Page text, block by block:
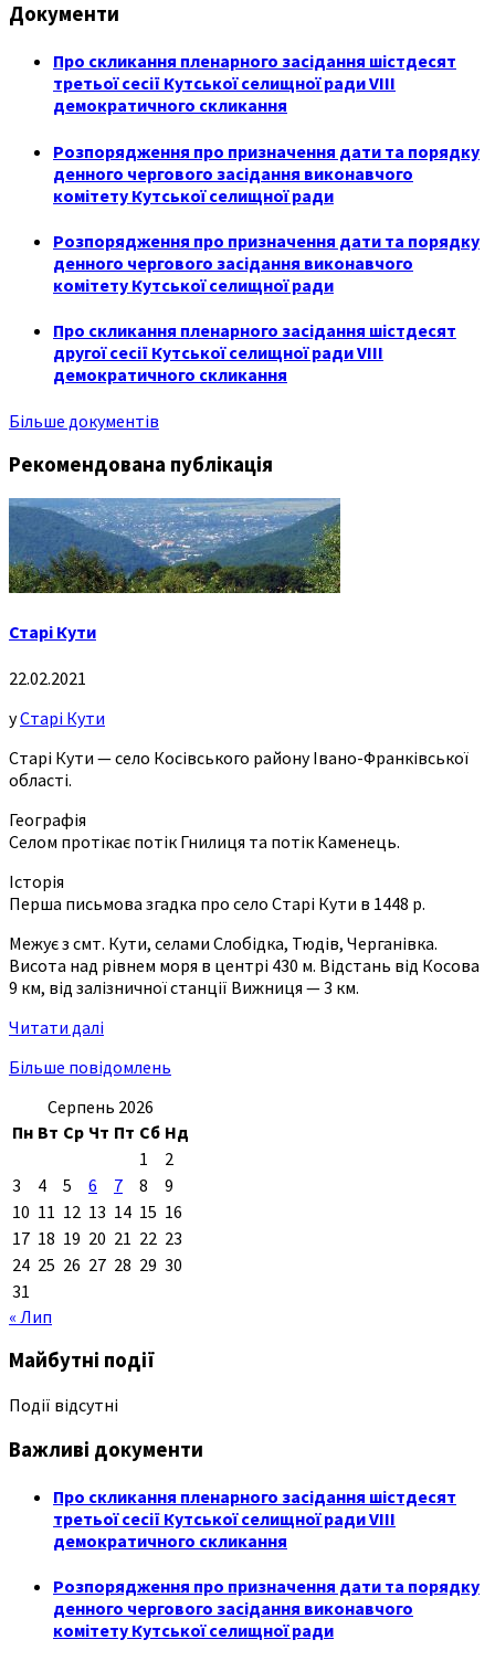
Документи
Про скликання пленарного засідання шістдесят
третьої сесії Кутської селищної ради VIII
демократичного скликання
Розпорядження про призначення дати та порядку
денного чергового засідання виконавчого
комітету Кутської селищної ради
Розпорядження про призначення дати та порядку
денного чергового засідання виконавчого
комітету Кутської селищної ради
Про скликання пленарного засідання шістдесят
другої сесії Кутської селищної ради VIII
демократичного скликання
Більше документів
Рекомендована публікація
Старі Кути
22.02.2021
уСтарі Кути
Старі Кути — село Косівського району Івано-Франківської
області.
Географія
Селом протікає потік Гнилиця та потік Каменець.
Історія
Перша письмова згадка про село Старі Кути в 1448 р.
Межує з смт. Кути, селами Слобідка, Тюдів, Черганівка.
Висота над рівнем моря в центрі 430 м. Відстань від Косова
9 км, від залізничної станції Вижниця — 3 км.
Читати далі
Більше повідомлень
Серпень 2026
Пн Вт Ср Чт Пт Сб Нд
1
2
3
4 5 6 7 8
9
10 11 12 13 14 15 16
17 18 19 20 21 22 23
24 25 26 27 28 29 30
31
« Лип
Майбутні події
Події відсутні
Важливі документи
Про скликання пленарного засідання шістдесят
третьої сесії Кутської селищної ради VIII
демократичного скликання
Розпорядження про призначення дати та порядку
денного чергового засідання виконавчого
комітету Кутської селищної ради